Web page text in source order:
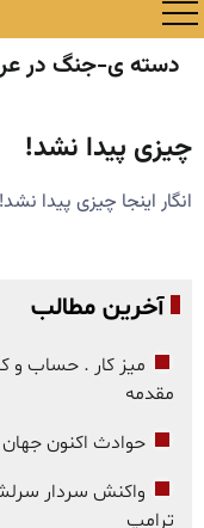
دسته ی-جنگ در
چیزی پیدا نشد!
انگار اینجا چیزی پیدا نشد!
آخرین مطالب
میز کار . حساب و
مقدمه
حوادث اکنون جهان
واکنش سردار
ترامپ